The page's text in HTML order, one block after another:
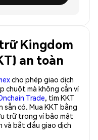
Kingdom
an toàn
cho phép giao dịch
chuột mà không cần ví
Trade, tìm KKT
sẵn có. Mua KKT bằng
trữ trong ví bảo mật
và bắt đầu giao dịch